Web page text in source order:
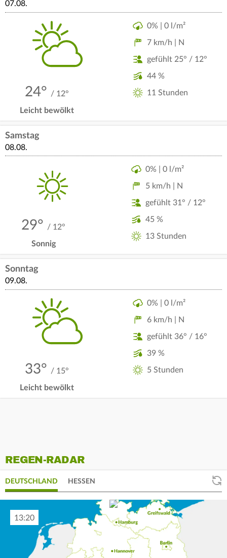
07.08.
24° / 12°
Leicht bewölkt
0% | 0 l/m²
7 km/h | N
gefühlt 25° / 12°
44 %
11 Stunden
Samstag
08.08.
29° / 12°
Sonnig
0% | 0 l/m²
5 km/h | N
gefühlt 31° / 12°
45 %
13 Stunden
Sonntag
09.08.
33° / 15°
Leicht bewölkt
0% | 0 l/m²
6 km/h | N
gefühlt 36° / 16°
39 %
5 Stunden
REGEN-RADAR
DEUTSCHLAND HESSEN
13:30